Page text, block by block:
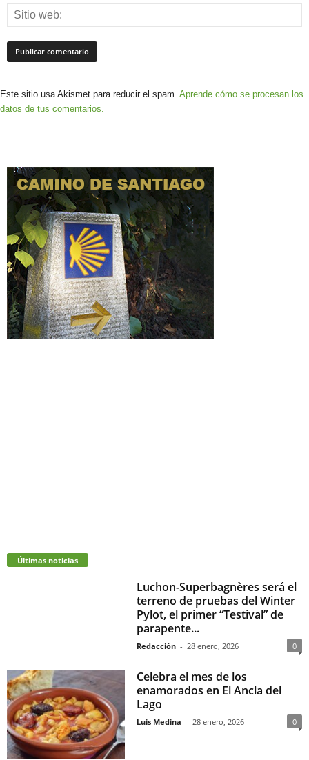
Este sitio usa Akismet para reducir el spam. Aprende cómo se procesan los
datos de tus comentarios.
Últimas noticias
Luchon-Superbagnères será el
terreno de pruebas del Winter
Pylot, el primer “Testival” de
parapente...
Redacción - 28 enero, 2026 0
Celebra el mes de los
enamorados en El Ancla del
Lago
Luis Medina - 28 enero, 2026 0